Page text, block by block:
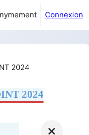
Connexion
2024
2024